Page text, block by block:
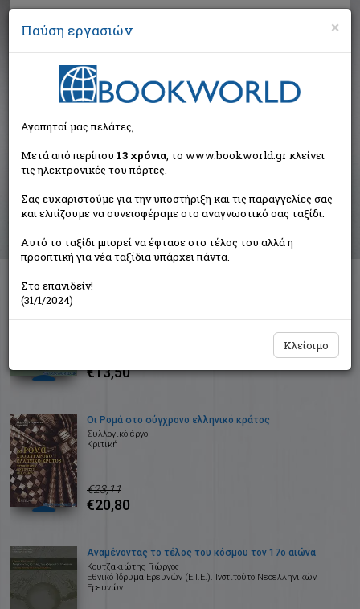
Αναζήτηση
Αποτελέσματα αναζήτησης
Συγγραφέας: Κουτζακιώτης Γιώργος (3 βιβλία)
Ταξινόμηση ανά:
Φόβοι και ελπίδες στα νεότερα χρόνια
Ερευνών
€13,50
Οι Ρομά στο σύγχρονο ελληνικό κράτος
Συλλογικό έργο
Κριτική
€23,11
€20,80
Αναμένοντας το τέλος του κόσμου τον 17ο αιώνα
Κουτζακιώτης Γιώργος
Εθνικό Ίδρυμα Ερευνών (Ε.Ι.Ε.). Ινστιτούτο Νεοελληνικών
Ερευνών
×
Παύση εργασιών
Αγαπητοί μας πελάτες,
Μετά από περίπου 13 χρόνια, το www.bookworld.gr κλείνει
τις ηλεκτρονικές του πόρτες.
Σας ευχαριστούμε για την υποστήριξη και τις παραγγελίες σας
και ελπίζουμε να συνεισφέραμε στο αναγνωστικό σας ταξίδι.
Αυτό το ταξίδι μπορεί να έφτασε στο τέλος του αλλά η
προοπτική για νέα ταξίδια υπάρχει πάντα.
Στο επανιδείν!
(31/1/2024)
Κλείσιμο